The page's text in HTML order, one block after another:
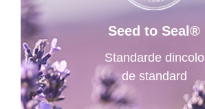
Seed to Seal®
Standarde dincolo
de standard